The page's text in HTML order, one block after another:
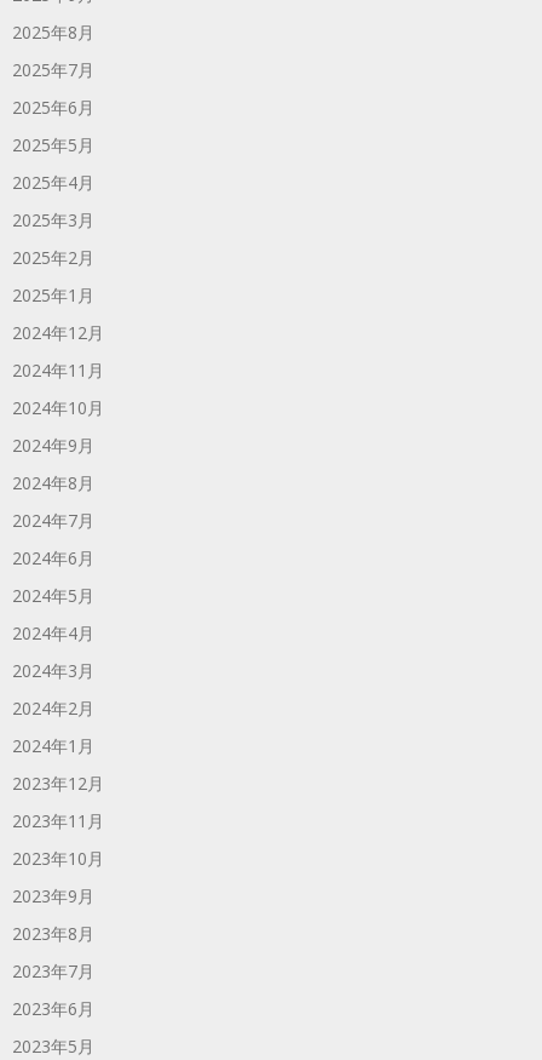
2025年8月
2025年7月
2025年6月
2025年5月
2025年4月
2025年3月
2025年2月
2025年1月
2024年12月
2024年11月
2024年10月
2024年9月
2024年8月
2024年7月
2024年6月
2024年5月
2024年4月
2024年3月
2024年2月
2024年1月
2023年12月
2023年11月
2023年10月
2023年9月
2023年8月
2023年7月
2023年6月
2023年5月